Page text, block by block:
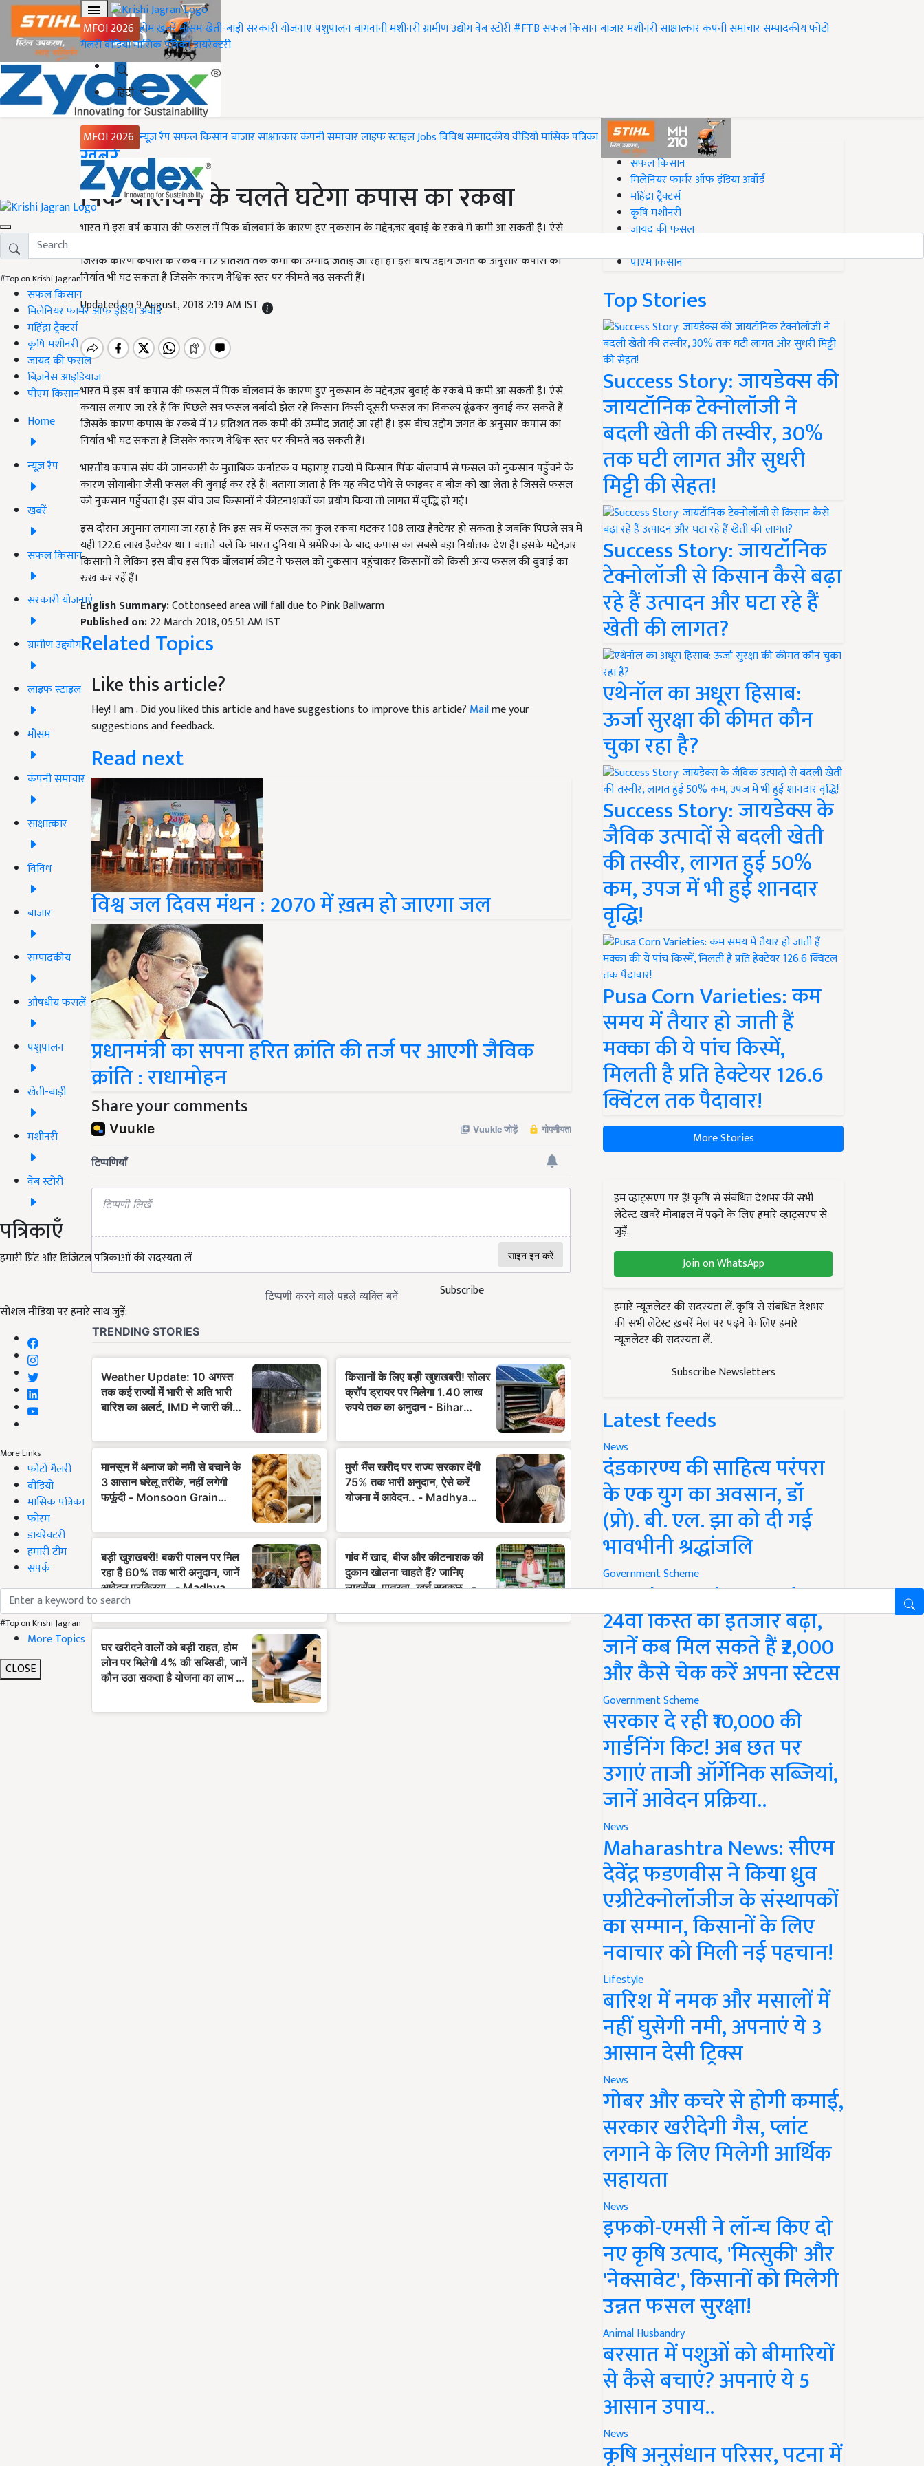
MFOI 2026 होमख़बरेंमौसमखेती-बाड़ीसरकारी योजनाएंपशुपालनबागवानीमशीनरीग्रामीण उद्योगवेब स्टोरी#FTBसफल किसानबाजारमशीनरीसाक्षात्कारकंपनी समाचारसम्पादकीयफोटो
गैलरीवीडियोमासिक पत्रिकाडायरेक्टरी
हिंदी
MFOI 2026 न्यूज़ रैपसफल किसानबाजारसाक्षात्कारकंपनी समाचारलाइफ स्टाइलJobsविविधसम्पादकीयवीडियोमासिक पत्रिका
#Top on Krishi Jagran
सफल किसान
मिलेनियर फार्मर ऑफ इंडिया अवॉर्ड
महिंद्रा ट्रैक्टर्स
कृषि मशीनरी
जायद की फसल
बिज़नेस आइडियाज
पीएम किसान
Home
न्यूज़ रैप
खबरें
सफल किसान
सरकारी योजनाएं
ग्रामीण उद्द्योग
लाइफ स्टाइल
मौसम
कंपनी समाचार
साक्षात्कार
विविध
बाजार
सम्पादकीय
औषधीय फसलें
पशुपालन
खेती-बाड़ी
मशीनरी
वेब स्टोरी
पत्रिकाएँ
हमारी प्रिंट और डिजिटल पत्रिकाओं की सदस्यता लें
Subscribe
सोशल मीडिया पर हमारे साथ जुड़ें:
More Links
फोटो गैलरी
वीडियो
मासिक पत्रिका
फोरम
डायरेक्टरी
हमारी टीम
संपर्क
#Top on Krishi Jagran
More Topics
CLOSE
Home
ख़बरें
पिंक बॉलवर्म के चलते घटेगा कपास का रकबा
भारत में इस वर्ष कपास की फसल में पिंक बॉलवार्म के कारण हुए नुकसान के मद्देनज़र बुवाई के रकबे में कमी आ सकती है। ऐसे
जिसके कारण कपास के रकबे में 12 प्रतिशत तक कमी की उम्मीद जताई जा रही है। इस बीच उद्दोग जगत के अनुसार कपास का
निर्यात भी घट सकता है जिसके कारण वैश्विक स्तर पर कीमतें बढ़ सकती हैं।
Updated on 9 August, 2018 2:19 AM IST
भारत में इस वर्ष कपास की फसल में पिंक बॉलवार्म के कारण हुए नुकसान के मद्देनज़र बुवाई के रकबे में कमी आ सकती है। ऐसे
कयास लगाए जा रहे हैं कि पिछले सत्र फसल बर्बादी झेल रहे किसान किसी दूसरी फसल का विकल्प ढूंढकर बुवाई कर सकते हैं
जिसके कारण कपास के रकबे में 12 प्रतिशत तक कमी की उम्मीद जताई जा रही है। इस बीच उद्दोग जगत के अनुसार कपास का
निर्यात भी घट सकता है जिसके कारण वैश्विक स्तर पर कीमतें बढ़ सकती हैं।
भारतीय कपास संघ की जानकारी के मुताबिक कर्नाटक व महाराष्ट्र राज्यों में किसान पिंक बॉलवार्म से फसल को नुकसान पहुँचने के
कारण सोयाबीन जैसी फसल की बुवाई कर रहें हैं। बताया जाता है कि यह कीट पौधे से फाइबर व बीज को खा लेता है जिससे फसल
को नुकसान पहुँचता है। इस बीच जब किसानों ने कीटनाशकों का प्रयोग किया तो लागत में वृद्धि हो गई।
इस दौरान अनुमान लगाया जा रहा है कि इस सत्र में फसल का कुल रकबा घटकर 108 लाख हैक्टेयर हो सकता है जबकि पिछले सत्र में
यही 122.6 लाख हैक्टेयर था । बताते चलें कि भारत दुनिया में अमेरिका के बाद कपास का सबसे बड़ा निर्यातक देश है। इसके मद्देनज़र
किसानों ने लेकिन इस बीच इस पिंक बॉलवार्म कीट ने फसल को नुकसान पहुंचाकर किसानों को किसी अन्य फसल की बुवाई का
रुख कर रहें हैं।
English Summary:Cottonseed area will fall due to Pink Ballwarm
Published on:22 March 2018, 05:51 AM IST
Related Topics
Like this article?
Hey! I am. Did you liked this article and have suggestions to improve this article? Mailme your
suggestions and feedback.
Read next
विश्व जल दिवस मंथन : 2070 में ख़त्म हो जाएगा जल
प्रधानमंत्री का सपना हरित क्रांति की तर्ज पर आएगी जैविक
क्रांति : राधामोहन
Share your comments
#Top on Krishi Jagran
सफल किसान
मिलेनियर फार्मर ऑफ इंडिया अवॉर्ड
महिंद्रा ट्रैक्टर्स
कृषि मशीनरी
जायद की फसल
पीएम किसान
Top Stories
Success Story: जायडेक्स की
जायटॉनिक टेक्नोलॉजी ने
बदली खेती की तस्वीर, 30%
तक घटी लागत और सुधरी
मिट्टी की सेहत!
Success Story: जायटॉनिक
टेक्नोलॉजी से किसान कैसे बढ़ा
रहे हैं उत्पादन और घटा रहे हैं
खेती की लागत?
एथेनॉल का अधूरा हिसाब:
ऊर्जा सुरक्षा की कीमत कौन
चुका रहा है?
Success Story: जायडेक्स के
जैविक उत्पादों से बदली खेती
की तस्वीर, लागत हुई 50%
कम, उपज में भी हुई शानदार
वृद्धि!
Pusa Corn Varieties: कम
समय में तैयार हो जाती हैं
मक्का की ये पांच किस्में,
मिलती है प्रति हेक्टेयर 126.6
क्विंटल तक पैदावार!
More Stories
हम व्हाट्सएप पर हैं! कृषि से संबंधित देशभर की सभी
लेटेस्ट ख़बरें मोबाइल में पढ़ने के लिए हमारे व्हाट्सएप से
जुड़ें.
Join on WhatsApp
हमारे न्यूज़लेटर की सदस्यता लें. कृषि से संबंधित देशभर
की सभी लेटेस्ट ख़बरें मेल पर पढ़ने के लिए हमारे
न्यूज़लेटर की सदस्यता लें.
Subscribe Newsletters
Latest feeds
News
दंडकारण्य की साहित्य परंपरा
के एक युग का अवसान, डॉ
(प्रो). बी. एल. झा को दी गई
भावभीनी श्रद्धांजलि
Government Scheme
PM Kisan Yojana Update:
24वीं किस्त का इंतजार बढ़ा,
जानें कब मिल सकते हैं ₹2,000
और कैसे चेक करें अपना स्टेटस
Government Scheme
सरकार दे रही ₹10,000 की
गार्डनिंग किट! अब छत पर
उगाएं ताजी ऑर्गेनिक सब्जियां,
जानें आवेदन प्रक्रिया..
News
Maharashtra News: सीएम
देवेंद्र फडणवीस ने किया ध्रुव
एग्रीटेक्नोलॉजीज के संस्थापकों
का सम्मान, किसानों के लिए
नवाचार को मिली नई पहचान!
Lifestyle
बारिश में नमक और मसालों में
नहीं घुसेगी नमी, अपनाएं ये 3
आसान देसी ट्रिक्स
News
गोबर और कचरे से होगी कमाई,
सरकार खरीदेगी गैस, प्लांट
लगाने के लिए मिलेगी आर्थिक
सहायता
News
इफको-एमसी ने लॉन्च किए दो
नए कृषि उत्पाद, 'मित्सुकी' और
'नेक्सावेट', किसानों को मिलेगी
उन्नत फसल सुरक्षा!
Animal Husbandry
बरसात में पशुओं को बीमारियों
से कैसे बचाएं? अपनाएं ये 5
आसान उपाय..
News
कृषि अनुसंधान परिसर, पटना में